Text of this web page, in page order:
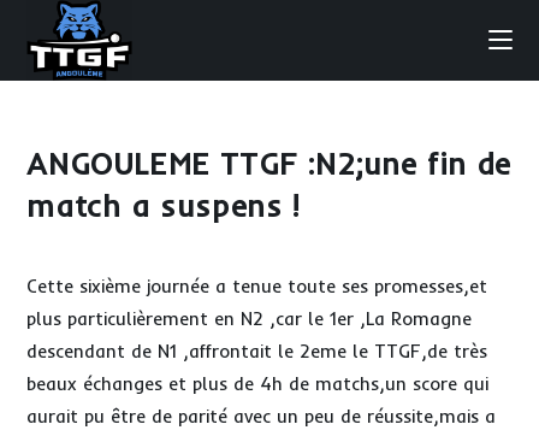
content
ANGOULEME TTGF :N2;une fin de
match a suspens !
Cette sixième journée a tenue toute ses promesses,et
plus particulièrement en N2 ,car le 1er ,La Romagne
descendant de N1 ,affrontait le 2eme le TTGF,de très
beaux échanges et plus de 4h de matchs,un score qui
aurait pu être de parité avec un peu de réussite,mais a